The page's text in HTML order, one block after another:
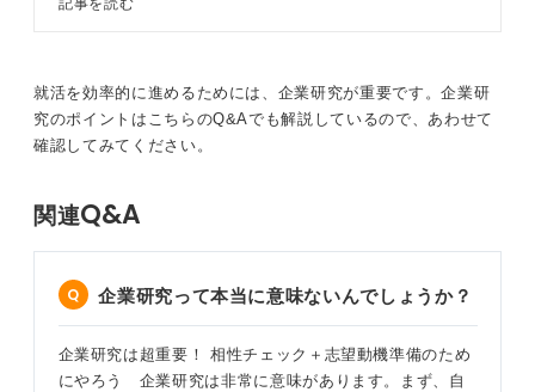
要素の1つになります。1つの企業のサプライチェーンを
企業の大枠についてつかめたら、その企業の関連ニュー
スについて確認しておきましょう。具体的には新製品の
これらの情報を整理し、自分がその事業のどんな部分に
魅力を感じるのか、深く考えてみてください。
0
率化のコツまでキャリアコンサルタ
記事を読む
就活を効率的に進めるためには、企業研究が重要です。企業研
究のポイントはこちらのQ&Aでも解説しているので、あわせて
確認してみてください。
関連Q&A
企業研究って本当に意味ないんでしょうか？
企業研究は超重要！ 相性チェック＋志望動機準備のため
にやろう 企業研究は非常に意味があります。まず、自